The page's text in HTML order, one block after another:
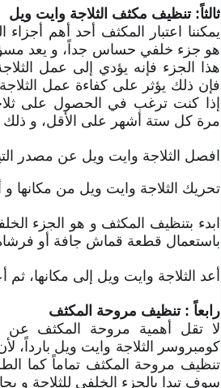
ثالثاً: تنظيف مكثف الثلاجة وايت ويل
يمكننا اعتبار المكثف أحد أهم
هو جزء خلفي حساس جداً، و يعد
هذا الجزء فإنه يؤدي إلى عمل
فإن ذلك يؤثر على كفاءة عمل
إذا كنت ترغب في الحصول على
مرة كل ستة أشهر على الأقل، و ذلك
افصل الثلاجة وايت ويل عن مصدر
تحريك الثلاجة وايت ويل من مكانها
ابدء بتنظيف المكثف و هو الجزء
باستعمال قطعة قماش جافة أو
أعد الثلاجة وايت ويل إلى مكانها، ثم
رابعاً : تنظيف مروحة المكثف
لا تقل أهمية مروحة المكثف عن
كومبروسر الثلاجة وايت ويل بارداً،
تنظيف مروحة المكثف تماماً كما
سوف تبدا بالجزء الخلفي للثلاجة و